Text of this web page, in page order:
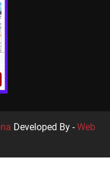
Developed By -Web